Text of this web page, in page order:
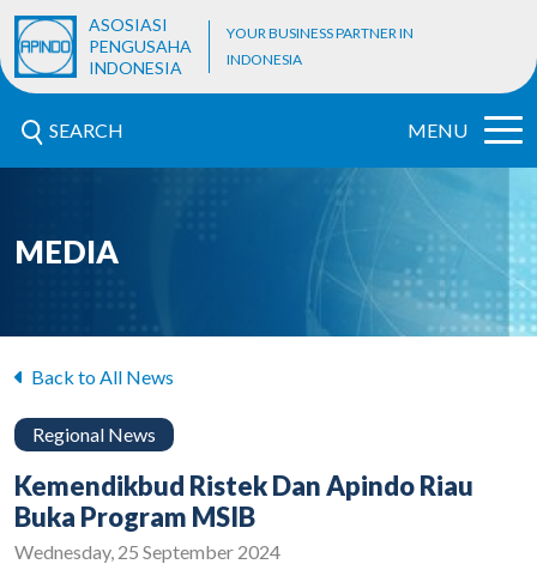
ASOSIASI
PENGUSAHA
INDONESIA
YOUR BUSINESS PARTNER IN
INDONESIA
SEARCH MENU
MEDIA
Back to All News
Regional News
Kemendikbud Ristek Dan Apindo Riau
Buka Program MSIB
Wednesday, 25 September 2024